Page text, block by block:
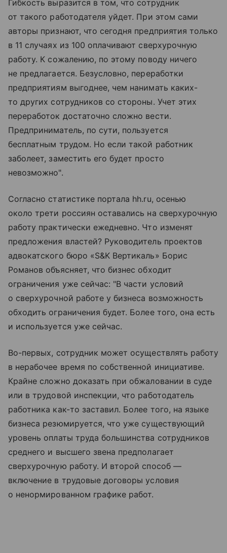
Гибкость выразится в том, что сотрудник
от такого работодателя уйдет. При этом сами
авторы признают, что сегодня предприятия только
в 11 случаях из 100 оплачивают сверхурочную
работу. К сожалению, по этому поводу ничего
не предлагается. Безусловно, переработки
предприятиям выгоднее, чем нанимать каких-
то других сотрудников со стороны. Учет этих
переработок достаточно сложно вести.
Предприниматель, по сути, пользуется
бесплатным трудом. Но если такой работник
заболеет, заместить его будет просто
невозможно".
Согласно статистике портала hh.ru, осенью
около трети россиян оставались на сверхурочную
работу практически ежедневно. Что изменят
предложения властей? Руководитель проектов
адвокатского бюро «S&K Вертикаль» Борис
Романов объясняет, что бизнес обходит
ограничения уже сейчас: "В части условий
о сверхурочной работе у бизнеса возможность
обходить ограничения будет. Более того, она есть
и используется уже сейчас.
Во-первых, сотрудник может осуществлять работу
в нерабочее время по собственной инициативе.
Крайне сложно доказать при обжаловании в суде
или в трудовой инспекции, что работодатель
работника как-то заставил. Более того, на языке
бизнеса резюмируется, что уже существующий
уровень оплаты труда большинства сотрудников
среднего и высшего звена предполагает
сверхурочную работу. И второй способ —
включение в трудовые договоры условия
о ненормированном графике работ.